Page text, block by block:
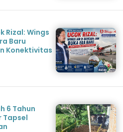
Rizal: Wings
Baru
Konektivitas
6 Tahun
Tapsel